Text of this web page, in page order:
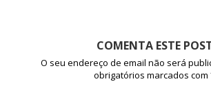
COMENTA ESTE
O seu endereço de email não será
obrigatórios marcados com